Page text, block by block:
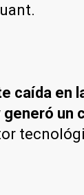
caída en
un